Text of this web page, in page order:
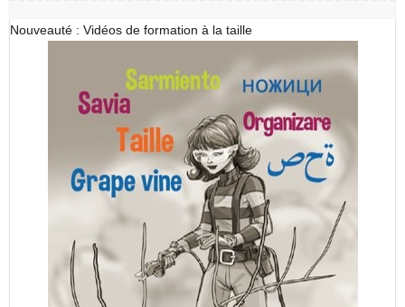
Nouveauté : Vidéos de formation à la taille